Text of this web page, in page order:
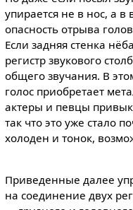
упирается не в нос, а в
опасность отрыва
Если задняя стенка
регистр звукового
общего звучания. В
голос приобретает
актеры и певцы
так что это уже стало
холоден и тонок,
Приведенные далее
на соединение двух